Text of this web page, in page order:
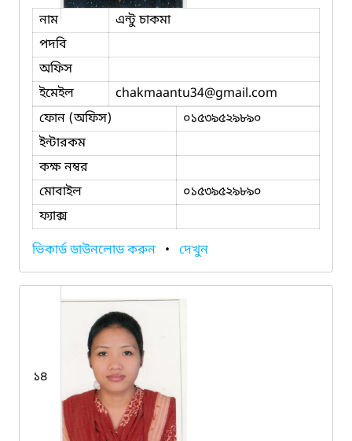
নাম
এন্টু চাকমা
পদবি
অফিস
ইমেইল
chakmaantu34@gmail.com
ফোন (অফিস)
০১৫৩৯৫২৯৮৯০
ইন্টারকম
কক্ষ নম্বর
মোবাইল
০১৫৩৯৫২৯৮৯০
ফ্যাক্স
ভিকার্ড ডাউনলোড করুন • দেখুন
১৪